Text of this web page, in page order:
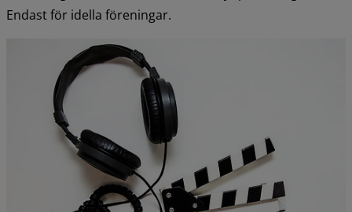
Endast för idella föreningar.